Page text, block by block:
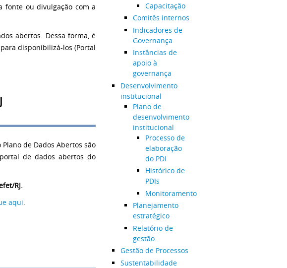
fonte ou divulgação com a
abertos. Dessa forma, é
disponibilizá-los (Portal
de Dados Abertos são
de dados abertos do
RJ.
aqui.
Capacitação
Comitês internos
Indicadores de
Governança
Instâncias de
apoio à
governança
Desenvolvimento
institucional
Plano de
desenvolvimento
institucional
Processo de
elaboração
do PDI
Histórico de
PDIs
Monitoramento
Planejamento
estratégico
Relatório de
gestão
Gestão de Processos
Sustentabilidade